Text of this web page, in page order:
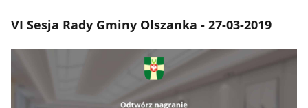
VI Sesja Rady Gminy Olszanka - 27-03-2019